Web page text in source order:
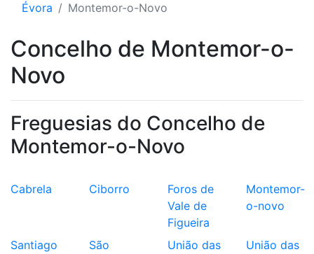
Évora Montemor-o-Novo
Concelho de Montemor-o-
Novo
Freguesias do Concelho de
Montemor-o-Novo
Cabrela Ciborro
Foros de
Vale de
Figueira
Montemor-
o-novo
Santiago
São
União das
União das